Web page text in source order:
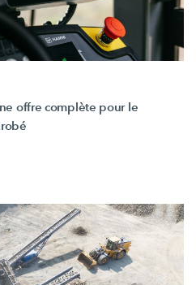
offre complète pour le